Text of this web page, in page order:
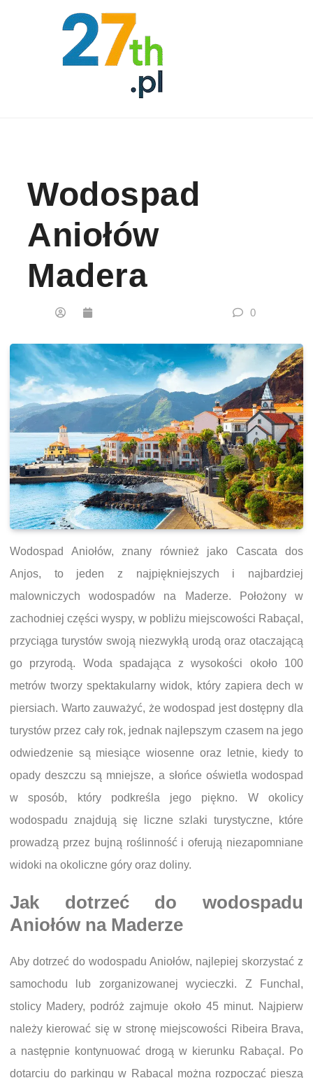
Wodospad
Aniołów
Madera
0
Wodospad Aniołów, znany również jako Cascata dos
Anjos, to jeden z najpiękniejszych i najbardziej
malowniczych wodospadów na Maderze. Położony w
zachodniej części wyspy, w pobliżu miejscowości Rabaçal,
przyciąga turystów swoją niezwykłą urodą oraz otaczającą
go przyrodą. Woda spadająca z wysokości około 100
metrów tworzy spektakularny widok, który zapiera dech w
piersiach. Warto zauważyć, że wodospad jest dostępny dla
turystów przez cały rok, jednak najlepszym czasem na jego
odwiedzenie są miesiące wiosenne oraz letnie, kiedy to
opady deszczu są mniejsze, a słońce oświetla wodospad
w sposób, który podkreśla jego piękno. W okolicy
wodospadu znajdują się liczne szlaki turystyczne, które
prowadzą przez bujną roślinność i oferują niezapomniane
widoki na okoliczne góry oraz doliny.
Jak dotrzeć do wodospadu
Aniołów na Maderze
Aby dotrzeć do wodospadu Aniołów, najlepiej skorzystać z
samochodu lub zorganizowanej wycieczki. Z Funchal,
stolicy Madery, podróż zajmuje około 45 minut. Najpierw
należy kierować się w stronę miejscowości Ribeira Brava,
a następnie kontynuować drogą w kierunku Rabaçal. Po
dotarciu do parkingu w Rabaçal można rozpocząć pieszą